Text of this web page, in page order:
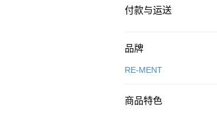
付款与运送
付款方式
信用卡一次付清
相关说明
品牌
RE-MENT
商品特色